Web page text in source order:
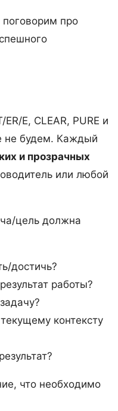
про
E, CLEAR, PURE и
не будем. Каждый
и прозрачных
или любой
цель должна
достичь?
работы?
контексту
что необходимо